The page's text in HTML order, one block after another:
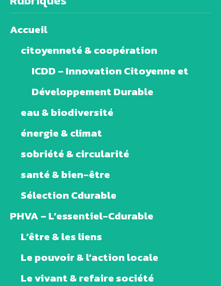
Accueil
citoyenneté & coopération
ICDD – Innovation Citoyenne et
Développement Durable
eau & biodiversité
énergie & climat
sobriété & circularité
santé & bien-être
Sélection Cdurable
PHVA – L’essentiel-Cdurable
L’être & les liens
Le pouvoir & l’action locale
Le vivant & refaire société